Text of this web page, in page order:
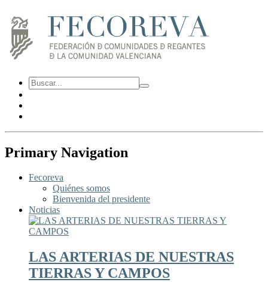
Primary Navigation
Fecoreva
Quiénes somos
Bienvenida del presidente
Noticias
LAS ARTERIAS DE NUESTRAS
TIERRAS Y CAMPOS